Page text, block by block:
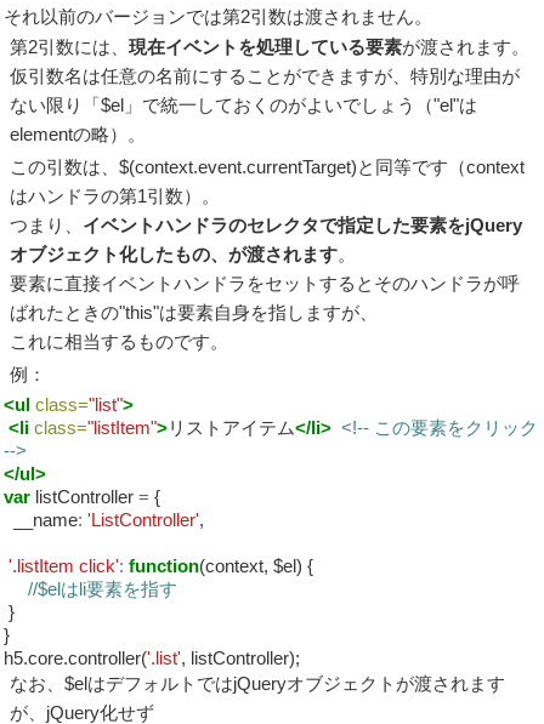
それ以前のバージョンでは第2引数は渡されません。
第2引数には、 現在イベントを処理している要素が渡されます。
仮引数名は任意の名前にすることができますが、特別な理由が
ない限り「$el」で統一しておくのがよいでしょう（"el"は
elementの略）。
この引数は、$(context.event.currentTarget)と同等です（context
はハンドラの第1引数）。
つまり、 イベントハンドラのセレクタで指定した要素をjQuery
オブジェクト化したもの、が渡されます。
要素に直接イベントハンドラをセットするとそのハンドラが呼
ばれたときの"this"は要素自身を指しますが、
これに相当するものです。
例：
<ul class="list">
<li class="listItem">リストアイテム</li> <!-- この要素をクリック
-->
</ul>
var listController = {
__name: 'ListController',
'.listItem click': function(context, $el) {
//$elはli要素を指す
}
}
h5.core.controller('.list', listController);
なお、$elはデフォルトではjQueryオブジェクトが渡されます
が、jQuery化せず